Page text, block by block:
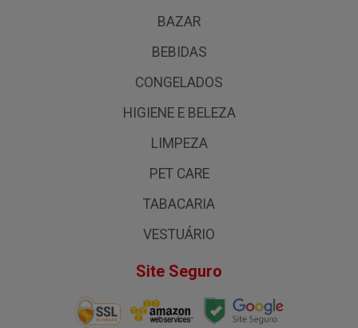
BAZAR
BEBIDAS
CONGELADOS
HIGIENE E BELEZA
LIMPEZA
PET CARE
TABACARIA
VESTUÁRIO
Site Seguro